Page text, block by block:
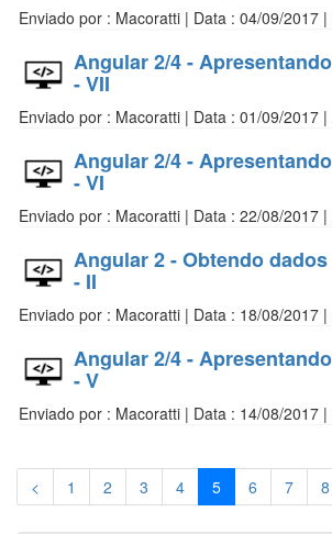
Enviado por : Macoratti | Data : 04/09/2017
Angular 2/4 -
- VII
Enviado por : Macoratti | Data : 01/09/2017
Angular 2/4 -
- VI
Enviado por : Macoratti | Data : 22/08/2017
Angular 2 - Obtendo
- II
Enviado por : Macoratti | Data : 18/08/2017 |
Angular 2/4 -
- V
Enviado por : Macoratti | Data : 14/08/2017
< 1 2 3 4 5 6 7 8